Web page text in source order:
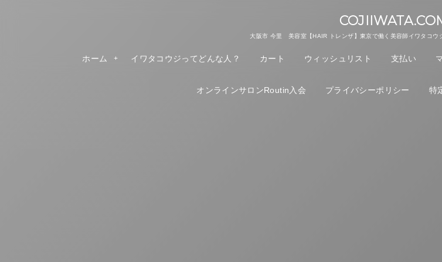
大阪市 今里 美容室【HAIR トレンザ】東京で働く美容師イワタコウ
ホーム イワタコウジってどんな人？ カート ウィッシュリスト 支払い
オンラインサロンRoutin入会 プライバシーポリシー 特